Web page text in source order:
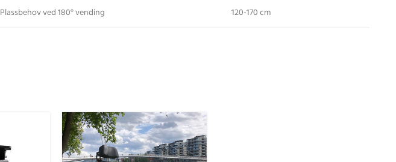
Plassbehov ved 180° vending 120-170 cm